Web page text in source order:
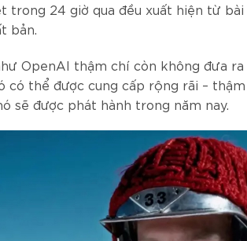
trong 24 giờ qua đều xuất hiện từ
bản.
OpenAI thậm chí còn không đưa
có thể được cung cấp rộng rãi –
sẽ được phát hành trong năm nay.